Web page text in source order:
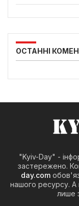
ОСТАННІ
"Kyiv-Day" -
застережено.
day.com
нашого ресурсу. А
лише